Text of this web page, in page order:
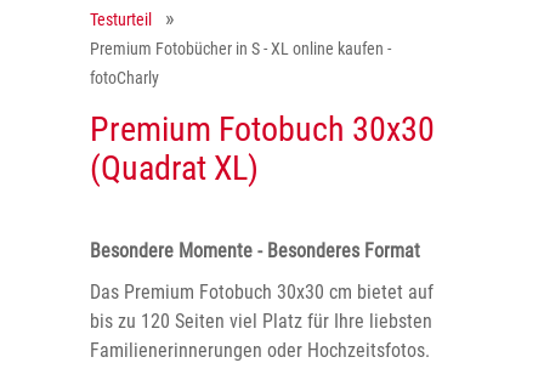
Testurteil
Premium Fotobücher in S - XL online kaufen -
fotoCharly
Premium Fotobuch 30x30
(Quadrat XL)
Besondere Momente - Besonderes Format
Das Premium Fotobuch 30x30 cm bietet auf
bis zu 120 Seiten viel Platz für Ihre liebsten
Familienerinnerungen oder Hochzeitsfotos.